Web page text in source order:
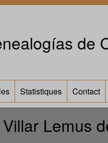
de
Statistiques Contact
Lemus